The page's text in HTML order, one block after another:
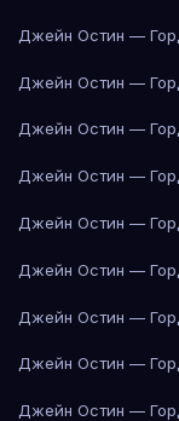
Джейн Остин —
Джейн Остин —
Джейн Остин —
Джейн Остин —
Джейн Остин —
Джейн Остин —
Джейн Остин —
Джейн Остин —
Джейн Остин —